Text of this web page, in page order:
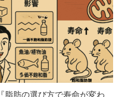
『脂肪の選び方で寿命が変わ